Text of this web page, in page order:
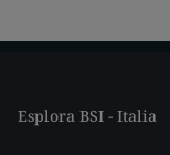
Esplora BSI - Italia